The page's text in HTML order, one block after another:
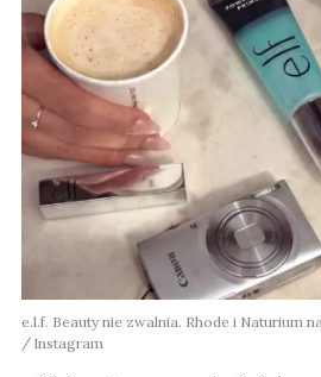
e.l.f. Beauty nie zwalnia. Rhode i Naturium
Instagram